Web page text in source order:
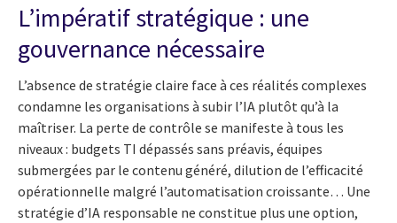
L’impératif stratégique : une
gouvernance nécessaire
L’absence de stratégie claire face à ces réalités complexes
condamne les organisations à subir l’IA plutôt qu’à la
maîtriser. La perte de contrôle se manifeste à tous les
niveaux : budgets TI dépassés sans préavis, équipes
submergées par le contenu généré, dilution de l’efficacité
opérationnelle malgré l’automatisation croissante… Une
stratégie d’IA responsable ne constitue plus une option,